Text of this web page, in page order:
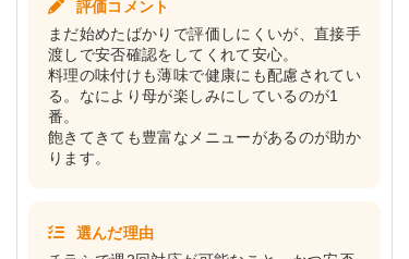
評価コメント
まだ始めたばかりで評価しにくいが、直接手
渡しで安否確認をしてくれて安心。
料理の味付けも薄味で健康にも配慮されてい
る。なにより母が楽しみにしているのが1
番。
飽きてきても豊富なメニューがあるのが助か
ります。
選んだ理由